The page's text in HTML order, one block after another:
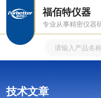
福佰特仪器
专业从事精密仪器
技术文章